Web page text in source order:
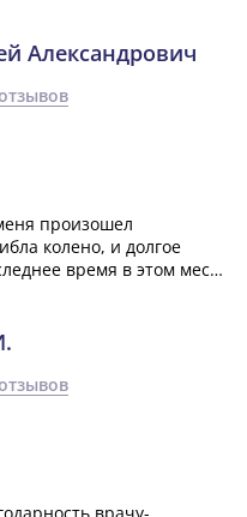
па...»
Александрович
произошел
колено, и долгое
время в этом месте